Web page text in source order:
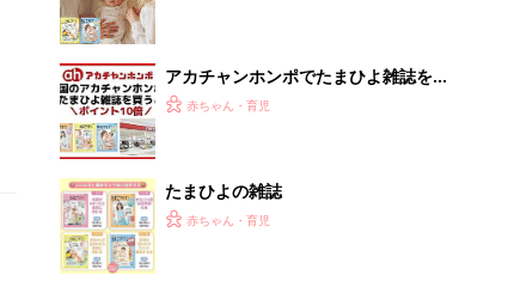
アカチャンホンポでたまひよ雑誌を買
うとポイント10倍【期間限定】
赤ちゃん・育児
たまひよの雑誌
赤ちゃん・育児